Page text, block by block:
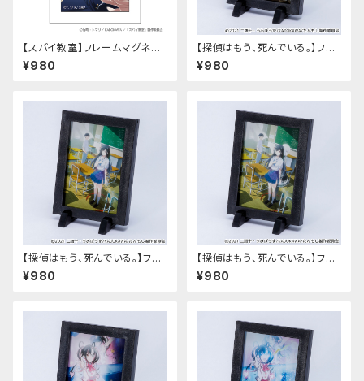
【スパイ教室】フレームマグネット
（2nd Seasonティザー）
¥980
【探偵はもう、死んでいる。】フレ
ームマグネット（1弾-B）
¥980
【探偵はもう、死んでいる。】フレ
ームマグネット（2弾-A）
¥980
【探偵はもう、死んでいる。】フレ
ームマグネット（2弾-B）
¥980